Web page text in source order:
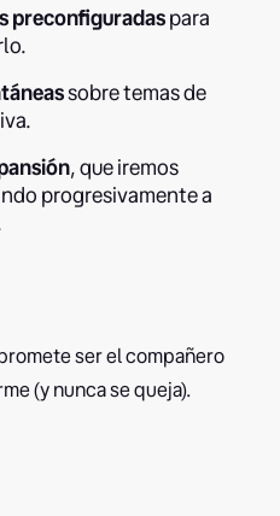
preconfiguradaspara
sobre temas de
, que iremos
progresivamente a
ser el compañero
(y nunca se queja).